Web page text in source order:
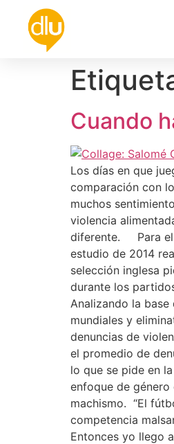
Cuando
Los días en que
comparación con
muchos
violencia
diferente. Para el
estudio de 2014
selección inglesa
durante los
Analizando la
mundiales y
denuncias de
el promedio de
lo que se pide en
enfoque de
machismo. “El
competencia
Entonces yo llego